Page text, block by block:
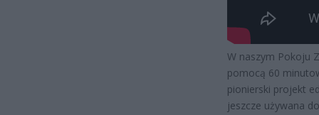
W naszym Pokoju
pomocą 60
pionierski projekt
jeszcze używana